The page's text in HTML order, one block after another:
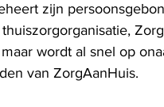
zijn
wordt al snel op
van ZorgAanHuis.